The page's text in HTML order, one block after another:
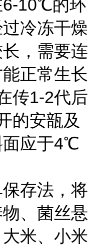
6-10℃的环
冷冻干燥
，需要连
正常生长
传1-2代后
的安瓿及
面应于4℃
存法，将
、菌丝悬
米、小米